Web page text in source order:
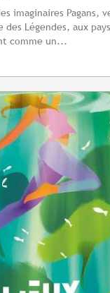
imaginaires Pagans,
Légendes, aux
comme un...